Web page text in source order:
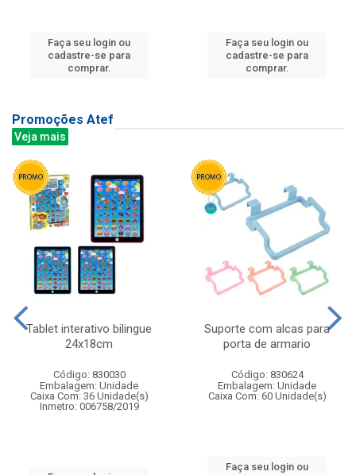
Faça seu login ou
cadastre-se para
comprar.
Faça seu login ou
cadastre-se para
comprar.
Promoções Atef
Veja mais
Tablet interativo bilingue
24x18cm
Código: 830030
Embalagem: Unidade
Caixa Com: 36 Unidade(s)
Inmetro: 006758/2019
Suporte com alcas para
porta de armario
Código: 830624
Embalagem: Unidade
Caixa Com: 60 Unidade(s)
Faça seu login ou